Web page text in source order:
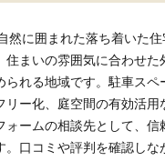
然に囲まれた落ち着いた
住まいの雰囲気に合わせた
られる地域です。駐車スペ
リー化、庭空間の有効活用
ォームの相談先として、信
。口コミや評判を確認しな